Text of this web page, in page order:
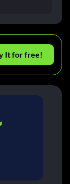
It for free!